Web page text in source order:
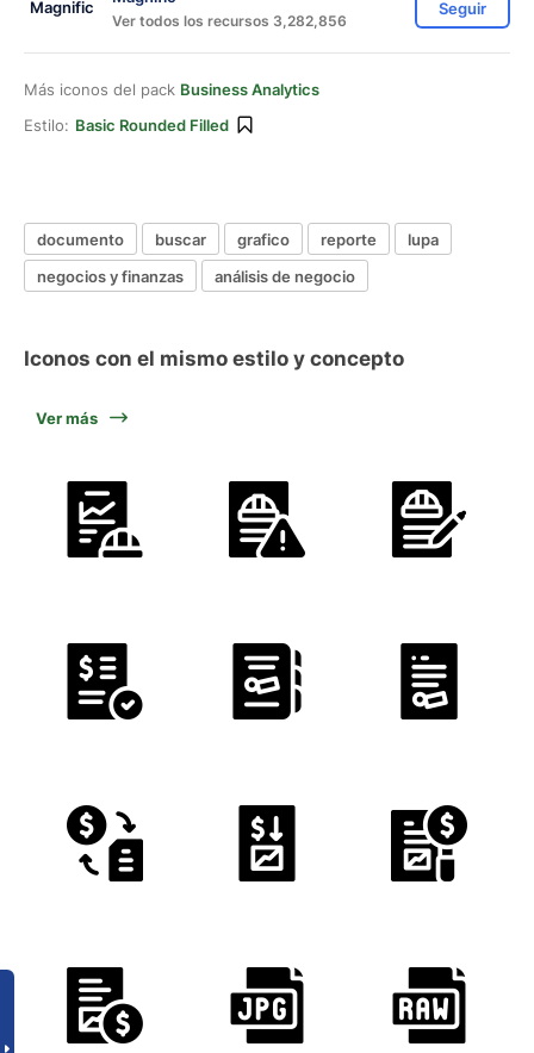
Ver todos los recursos 3,282,856
Seguir
Más iconos del pack Business Analytics
Estilo: Basic Rounded Filled
documento buscar grafico reporte
lupa
negocios y finanzas
análisis de negocio
Iconos con el mismo estilo y concepto
Ver más